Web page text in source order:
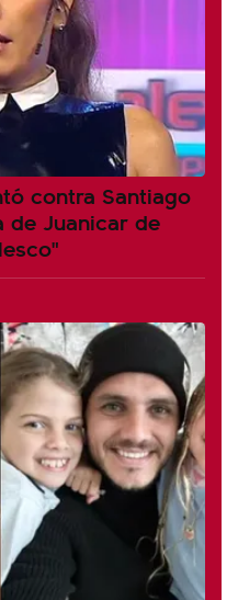
contra Santiago
de Juanicar de